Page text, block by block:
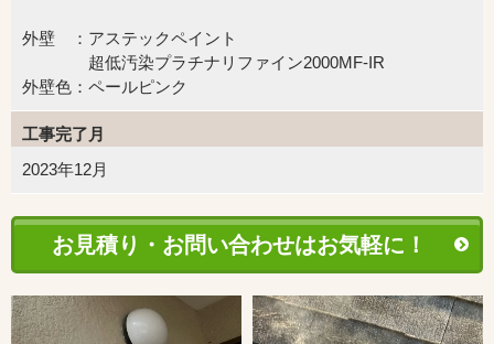
外壁 ：アステックペイント
超低汚染プラチナリファイン2000MF-IR
外壁色：ペールピンク
工事完了月
2023年12月
お見積り・お問い合わせはお気軽に！